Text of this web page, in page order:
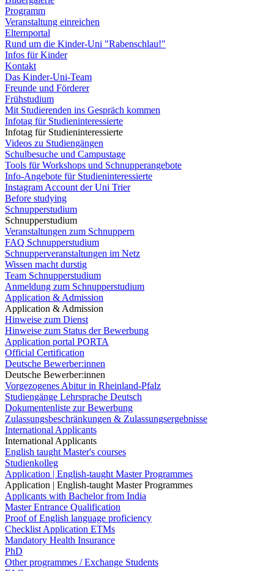
Programm
Veranstaltung einreichen
Elternportal
Rund um die Kinder-Uni "Rabenschlau!"
Infos für Kinder
Kontakt
Das Kinder-Uni-Team
Freunde und Förderer
Frühstudium
Mit Studierenden ins Gespräch kommen
Infotag für Studieninteressierte
Infotag für Studieninteressierte
Videos zu Studiengängen
Schulbesuche und Campustage
Tools für Workshops und Schnupperangebote
Info-Angebote für Studieninteressierte
Instagram Account der Uni Trier
Before studying
Schnupperstudium
Schnupperstudium
Veranstaltungen zum Schnuppern
FAQ Schnupperstudium
Schnupperveranstaltungen im Netz
Wissen macht durstig
Team Schnupperstudium
Anmeldung zum Schnupperstudium
Application & Admission
Application & Admission
Hinweise zum Dienst
Hinweise zum Status der Bewerbung
Application portal PORTA
Official Certification
Deutsche Bewerber:innen
Deutsche Bewerber:innen
Vorgezogenes Abitur in Rheinland-Pfalz
Studiengänge Lehrsprache Deutsch
Dokumentenliste zur Bewerbung
Zulassungsbeschränkungen & Zulassungsergebnisse
International Applicants
International Applicants
English taught Master's courses
Studienkolleg
Application | English-taught Master Programmes
Application | English-taught Master Programmes
Applicants with Bachelor from India
Master Entrance Qualification
Proof of English language proficiency
Checklist Application ETMs
Mandatory Health Insurance
PhD
Other programmes / Exchange Students